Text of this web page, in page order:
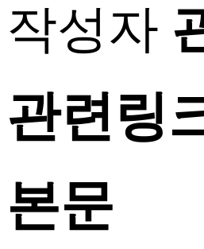
작성자
관련링
본문